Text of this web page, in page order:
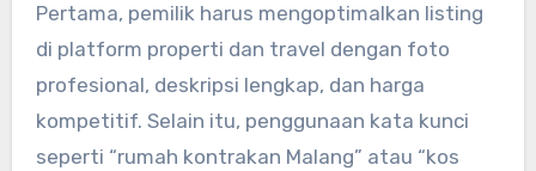
Pertama, pemilik harus mengoptimalkan listing
di platform properti dan travel dengan foto
profesional, deskripsi lengkap, dan harga
kompetitif. Selain itu, penggunaan kata kunci
seperti “rumah kontrakan Malang” atau “kos